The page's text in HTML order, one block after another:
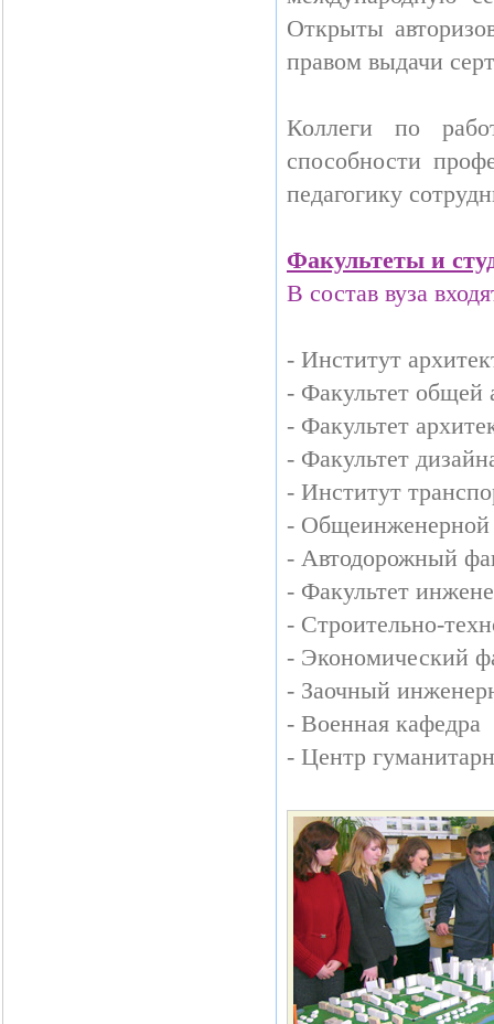
Открыты
правом выдачи
Коллеги по
способности
педагогику
Факультеты и
В состав вуза
- Институт
- Факультет общей
- Факультет
- Факультет
- Институт
-
- Автодорожный
- Факультет
- Строительно-
- Экономический
- Заочный
- Военная кафедра
- Центр